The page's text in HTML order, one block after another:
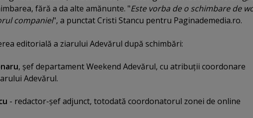
fără a da alte amănunte. "Este vorba de o schimbare de
companiei", a punctat Cristi Stancu pentru Paginademedia.ro.
editorială a ziarului Adevărul după schimbări:
, şef departament Weekend Adevărul, cu atribuţii coordonare
Adevărul.
- redactor-şef adjunct, totodată coordonatorul zonei de online